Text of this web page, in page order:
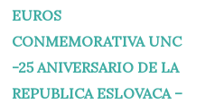
EUROS
CONMEMORATIVA UNC
-25 ANIVERSARIO DE LA
REPUBLICA ESLOVACA –